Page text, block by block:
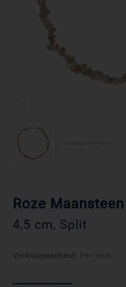
Roze
4,5 cm, Split
Verkoopeenheid: Per stuk